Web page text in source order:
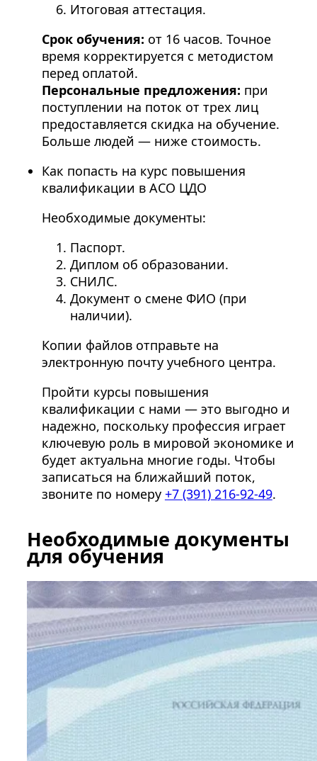
Итоговая аттестация.
Срок обучения: от 16 часов. Точное
время корректируется с методистом
перед оплатой.
Персональные предложения: при
поступлении на поток от трех лиц
предоставляется скидка на обучение.
Больше людей — ниже стоимость.
Как попасть на курс повышения
квалификации в АСО ЦДО
Необходимые документы:
Паспорт.
Диплом об образовании.
СНИЛС.
Документ о смене ФИО (при
наличии).
Копии файлов отправьте на
электронную почту учебного центра.
Пройти курсы повышения
квалификации с нами — это выгодно и
надежно, поскольку профессия играет
ключевую роль в мировой экономике и
будет актуальна многие годы. Чтобы
записаться на ближайший поток,
звоните по номеру +7 (391) 216-92-49.
Необходимые документы
для обучения